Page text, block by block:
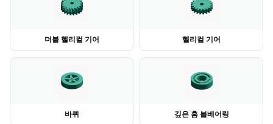
더블 헬리컬 기어 헬리컬 기어
바퀴 깊은 홈 볼베어링